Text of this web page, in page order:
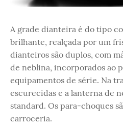
A grade dianteira é do tipo
brilhante, realçada por um
dianteiros são duplos, com
de neblina, incorporados ao
equipamentos de série. Na
escurecidas e a lanterna de
standard. Os para-choques
carroceria.